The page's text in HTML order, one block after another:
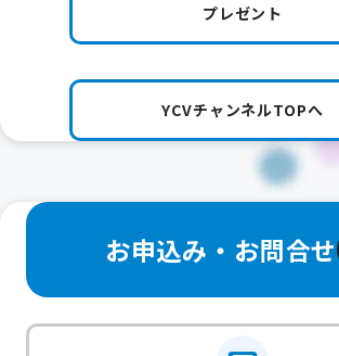
プレゼント
YCVチャンネルTOPへ
お申込み・お問合せ